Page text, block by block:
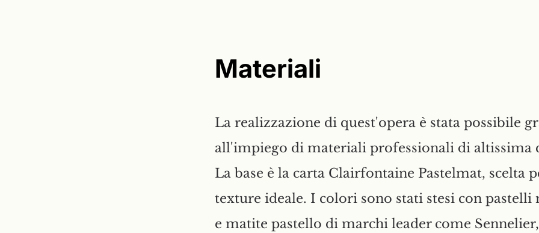
Materiali
La realizzazione di quest'opera è stata possibile
all'impiego di materiali professionali di altissima
La base è la carta Clairfontaine Pastelmat, scelta
texture ideale. I colori sono stati stesi con
e matite pastello di marchi leader come